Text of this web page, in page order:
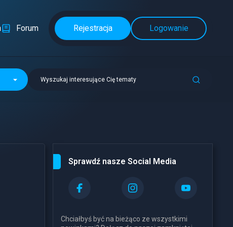
Forum Rejestracja Logowanie
Wyszukaj interesujące Cię tematy
Sprawdź nasze Social Media
Chciałbyś być na bieżąco ze wszystkimi